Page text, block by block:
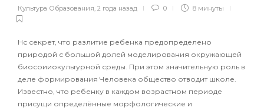
Культура Образования, 2 года назад 0 8 минуты
Нс секрет, что разлитие ребенка предопределено
природой с большой долей моделирования окружающей
биосоииокультурной среды. При этом значительную роль в
деле формирования Человека общество отводит школе.
Известно, что ребенку в каждом возрастном периоде
присущи определённые морфологические и